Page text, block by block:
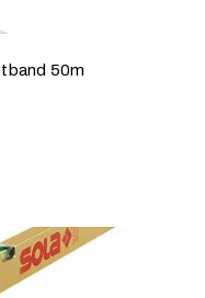
50m